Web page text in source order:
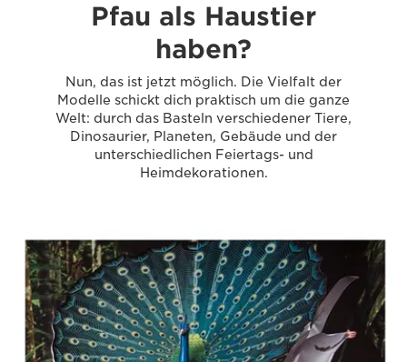
Pfau als Haustier
haben?
Nun, das ist jetzt möglich. Die Vielfalt der
Modelle schickt dich praktisch um die ganze
Welt: durch das Basteln verschiedener Tiere,
Dinosaurier, Planeten, Gebäude und der
unterschiedlichen Feiertags- und
Heimdekorationen.